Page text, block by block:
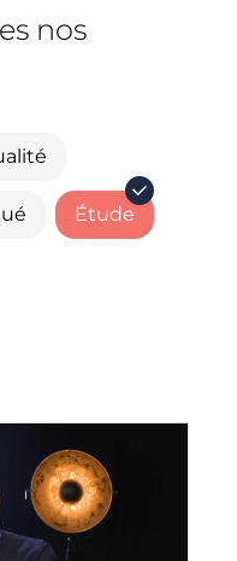
nos
Étude